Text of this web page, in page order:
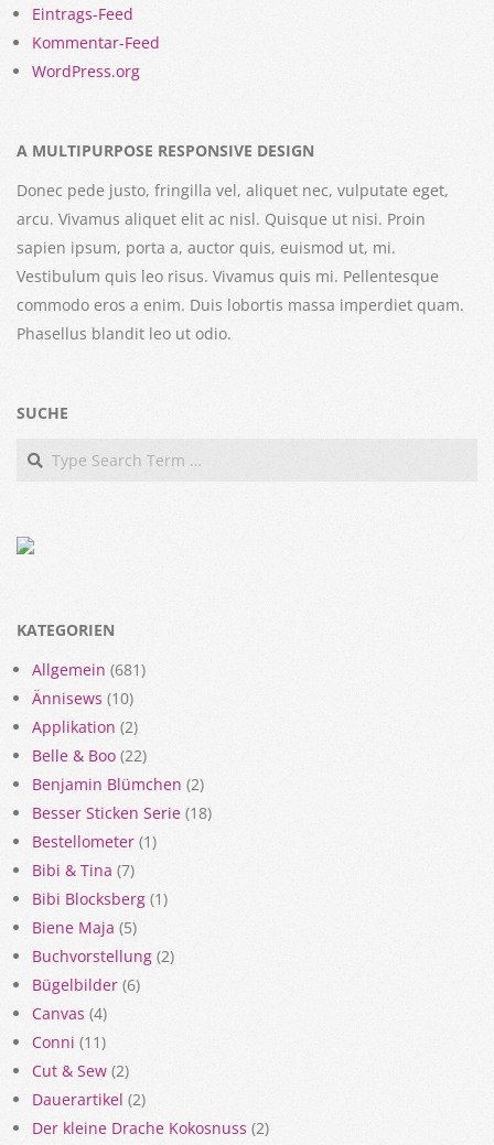
Eintrags-Feed
Kommentar-Feed
WordPress.org
A MULTIPURPOSE RESPONSIVE DESIGN
Donec pede justo, fringilla vel, aliquet nec, vulputate eget,
arcu. Vivamus aliquet elit ac nisl. Quisque ut nisi. Proin
sapien ipsum, porta a, auctor quis, euismod ut, mi.
Vestibulum quis leo risus. Vivamus quis mi. Pellentesque
commodo eros a enim. Duis lobortis massa imperdiet quam.
Phasellus blandit leo ut odio.
SUCHE
Search
KATEGORIEN
Allgemein (681)
Ännisews (10)
Applikation (2)
Belle & Boo (22)
Benjamin Blümchen (2)
Besser Sticken Serie (18)
Bestellometer (1)
Bibi & Tina (7)
Bibi Blocksberg (1)
Biene Maja (5)
Buchvorstellung (2)
Bügelbilder (6)
Canvas (4)
Conni (11)
Cut & Sew (2)
Dauerartikel (2)
Der kleine Drache Kokosnuss (2)